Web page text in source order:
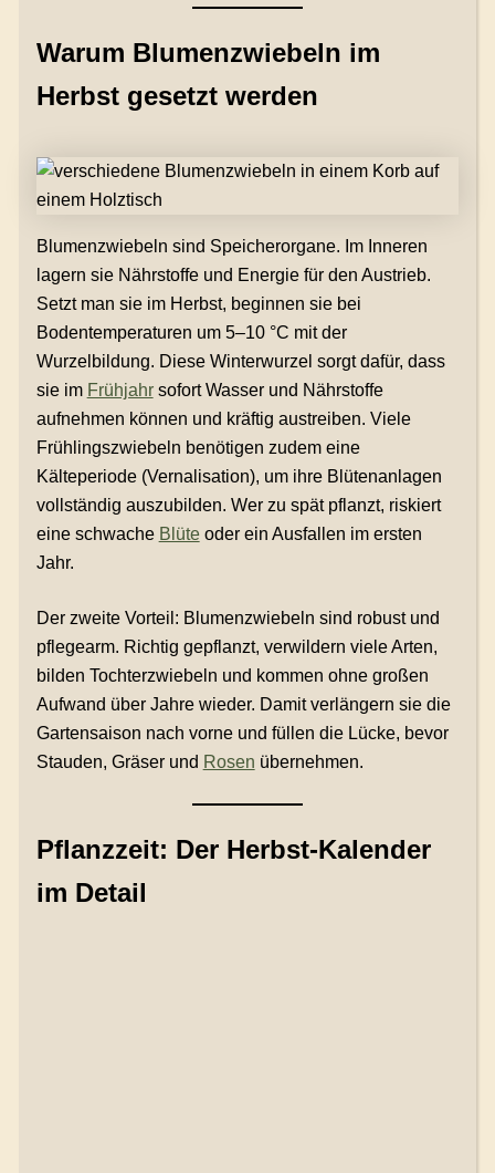
Warum Blumenzwiebeln im
Herbst gesetzt werden
Blumenzwiebeln sind Speicherorgane. Im Inneren
lagern sie Nährstoffe und Energie für den Austrieb.
Setzt man sie im Herbst, beginnen sie bei
Bodentemperaturen um 5–10 °C mit der
Wurzelbildung. Diese Winterwurzel sorgt dafür, dass
sie im Frühjahrsofort Wasser und Nährstoffe
aufnehmen können und kräftig austreiben. Viele
Frühlingszwiebeln benötigen zudem eine
Kälteperiode (Vernalisation), um ihre Blütenanlagen
vollständig auszubilden. Wer zu spät pflanzt, riskiert
eine schwache Blüteoder ein Ausfallen im ersten
Jahr.
Der zweite Vorteil: Blumenzwiebeln sind robust und
pflegearm. Richtig gepflanzt, verwildern viele Arten,
bilden Tochterzwiebeln und kommen ohne großen
Aufwand über Jahre wieder. Damit verlängern sie die
Gartensaison nach vorne und füllen die Lücke, bevor
Stauden, Gräser und Rosen übernehmen.
Pflanzzeit: Der Herbst-Kalender
im Detail